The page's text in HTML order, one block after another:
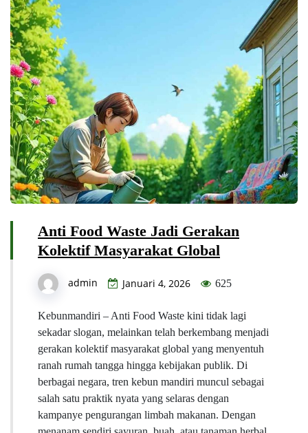
Anti Food Waste Jadi Gerakan
Kolektif Masyarakat Global
admin Januari 4, 2026 625
Kebunmandiri – Anti Food Waste kini tidak lagi
sekadar slogan, melainkan telah berkembang menjadi
gerakan kolektif masyarakat global yang menyentuh
ranah rumah tangga hingga kebijakan publik. Di
berbagai negara, tren kebun mandiri muncul sebagai
salah satu praktik nyata yang selaras dengan
kampanye pengurangan limbah makanan. Dengan